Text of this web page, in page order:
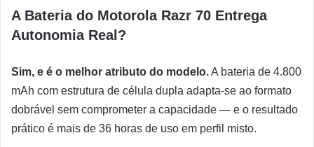
A Bateria do Motorola Razr 70 Entrega
Autonomia Real?
Sim, e é o melhor atributo do modelo.A bateria de 4.800
mAh com estrutura de célula dupla adapta-se ao formato
dobrável sem comprometer a capacidade — e o resultado
prático é mais de 36 horas de uso em perfil misto.